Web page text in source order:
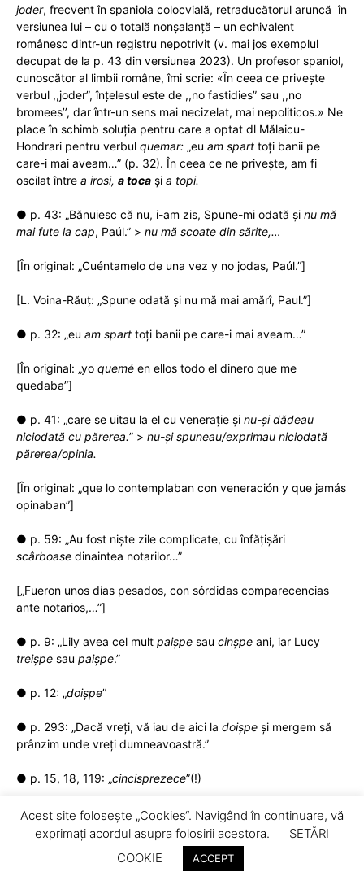
joder, frecvent în spaniola colocvială, retraducătorul aruncă în
versiunea lui – cu o totală nonșalanță – un echivalent
românesc dintr-un registru nepotrivit (v. mai jos exemplul
decupat de la p. 43 din versiunea 2023). Un profesor spaniol,
cunoscător al limbii române, îmi scrie: «În ceea ce privește
verbul ,,joder”, înțelesul este de ,,no fastidies” sau ,,no
bromees’’, dar într-un sens mai necizelat, mai nepoliticos.» Ne
place în schimb soluția pentru care a optat dl Mălaicu-
Hondrari pentru verbul quemar: „eu am spart toți banii pe
care-i mai aveam…” (p. 32). În ceea ce ne privește, am fi
oscilat între a irosi, a toca și a topi.
● p. 43: „Bănuiesc că nu, i-am zis, Spune-mi odată și nu mă
mai fute la cap, Paúl.” > nu mă scoate din sărite,…
[În original: „Cuéntamelo de una vez y no jodas, Paúl.”]
[L. Voina-Răuț: „Spune odată şi nu mă mai amărî, Paul.”]
● p. 32: „eu am spart toți banii pe care-i mai aveam…”
[În original: „yo quemé en ellos todo el dinero que me
quedaba”]
● p. 41: „care se uitau la el cu venerație și nu-și dădeau
niciodată cu părerea.” > nu-și spuneau/exprimau niciodată
părerea/opinia.
[În original: „que lo contemplaban con veneración y que jamás
opinaban”]
● p. 59: „Au fost niște zile complicate, cu înfățișări
scârboase dinaintea notarilor…”
[„Fueron unos días pesados, con sórdidas comparecencias
ante notarios,…”]
● p. 9: „Lily avea cel mult paișpe sau cinșpe ani, iar Lucy
treișpe sau paișpe.”
● p. 12: „doișpe”
● p. 293: „Dacă vreți, vă iau de aici la doișpe și mergem să
prânzim unde vreți dumneavoastră.”
● p. 15, 18, 119: „cincisprezece”(!)
● p. 17: „douășpenoaptea”
Acest site folosește „Cookies“. Navigând în continuare, vă
exprimați acordul asupra folosirii acestora.
SETĂRI
COOKIE
ACCEPT